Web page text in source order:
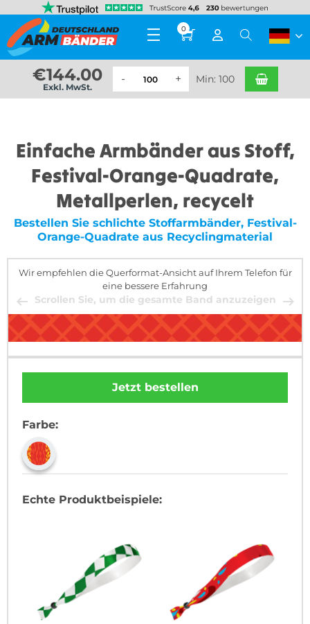
0
€144.00
Exkl. MwSt.
Min: 100
Einfache Armbänder aus Stoff,
Festival-Orange-Quadrate,
Metallperlen, recycelt
Bestellen Sie schlichte Stoffarmbänder, Festival-
Orange-Quadrate aus Recyclingmaterial
Wir empfehlen die Querformat-Ansicht auf Ihrem Telefon für
eine bessere Erfahrung
Scrollen Sie, um die gesamte Band anzuzeigen
Jetzt bestellen
Farbe:
Echte Produktbeispiele: